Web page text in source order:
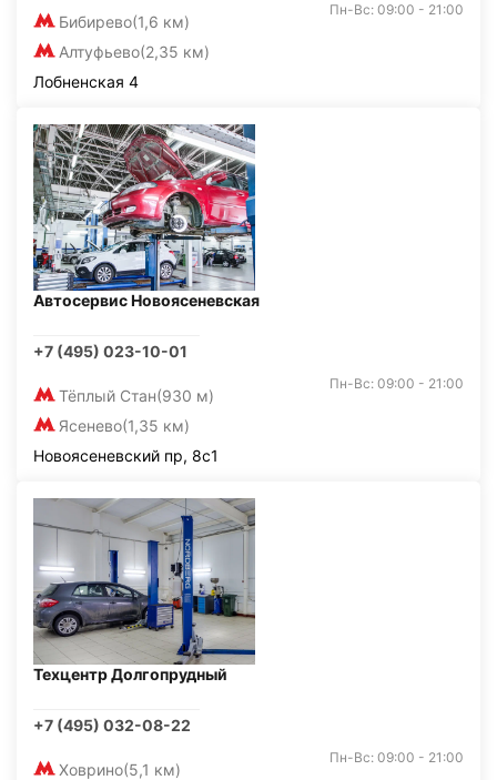
Бибирево(1,6 км)
Алтуфьево(2,35 км)
Пн-Вс: 09:00 - 21:00
Лобненская 4
Автосервис Новоясеневская
+7 (495) 023-10-01
Тёплый Стан(930 м)
Ясенево(1,35 км)
Пн-Вс: 09:00 - 21:00
Новоясеневский пр, 8с1
Техцентр Долгопрудный
+7 (495) 032-08-22
Ховрино(5,1 км)
Пн-Вс: 09:00 - 21:00